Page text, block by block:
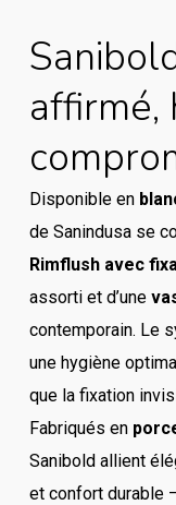
affirmé,
Disponible en
de Sanindusa se
Rimflush avec
assorti et d’une
contemporain. Le
une hygiène
que la fixation
Fabriqués en
Sanibold allient
et confort durable